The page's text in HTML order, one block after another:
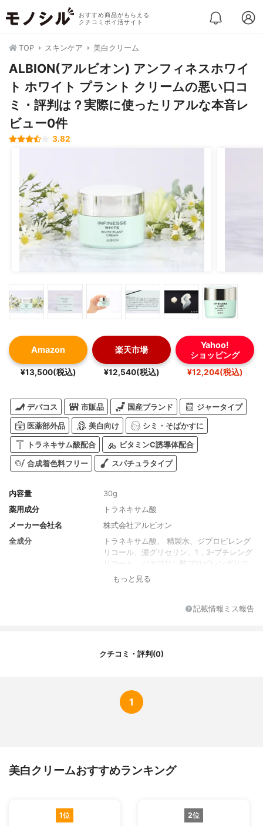
おすすめ商品がもらえる
クチコミポイ活サイト
TOP スキンケア 美白クリーム
ALBION(アルビオン) アンフィネスホワイ
ト ホワイト プラント クリームの悪い口コ
ミ・評判は？実際に使ったリアルな本音レ
ビュー0件
3.82
Amazon
¥13,500(税込)
楽天市場
¥12,540(税込)
Yahoo!
ショッピング
¥12,204(税込)
デパコス 市販品 国産ブランド ジャータイプ
医薬部外品 美白向け シミ・そばかすに
トラネキサム酸配合 ビタミンC誘導体配合
合成着色料フリー スパチュラタイプ
内容量
30g
薬用成分
トラネキサム酸
メーカー会社名
株式会社アルビオン
全成分
トラネキサム酸、 精製水、ジプロピレング
リコール、濃グリセリン、1，3-ブチレング
リコール、ジカプリン酸プロピレングリコ
ール、メドウフォーム油、トリ2-エチルヘ
ステル、ジペンタエリトリット脂肪酸エス
エキス、サンザシエキス、デオキシリボ核
ス（3）、天然ビタミンE、納豆エキス、N-
ステアロイル-N-メチルタウリンナトリウ
アルコール、ポリエチレングリコール150
0、ポリエチレングリコール300、ポリエチ
ン、モノパルミチン酸ソルビタン、リン酸
一水素ナトリウム、リン酸ニ水素ナトリウ
もっと見る
記載情報ミス報告
クチコミ・評判(0)
1
美白クリームおすすめランキング
1位 2位